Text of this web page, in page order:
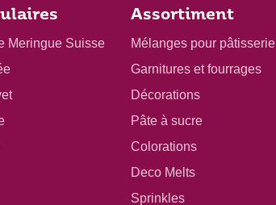
Meringue Suisse
Assortiment
Mélanges pour pâtisserie
Garnitures et fourrages
Décorations
Pâte à sucre
Colorations
Deco Melts
Sprinkles